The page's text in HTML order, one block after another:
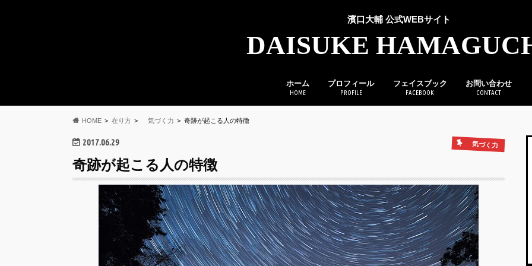
濱口大輔 公式WEBサイト
DAISUKE
ホーム
HOME
プロフィール
PROFILE
フェイスブック
FACEBOOK
お問い合わせ
CONTACT
HOME 在り方 気づく力 奇跡が起こる人の特徴
2017.06.29 気づく力
奇跡が起こる人の特徴